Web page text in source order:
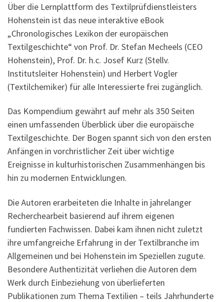
Über die Lernplattform des Textilprüfdienstleisters
Hohenstein ist das neue interaktive eBook
„Chronologisches Lexikon der europäischen
Textilgeschichte“ von Prof. Dr. Stefan Mecheels (CEO
Hohenstein), Prof. Dr. h.c. Josef Kurz (Stellv.
Institutsleiter Hohenstein) und Herbert Vogler
(Textilchemiker) für alle Interessierte frei zugänglich.
Das Kompendium gewährt auf mehr als 350 Seiten
einen umfassenden Überblick über die europäische
Textilgeschichte. Der Bogen spannt sich von den ersten
Anfängen in vorchristlicher Zeit über wichtige
Ereignisse in kulturhistorischen Zusammenhängen bis
hin zu modernen Entwicklungen.
Die Autoren erarbeiteten die Inhalte in jahrelanger
Recherchearbeit basierend auf ihrem eigenen
fundierten Fachwissen. Dabei kam ihnen nicht zuletzt
ihre umfangreiche Erfahrung in der Textilbranche im
Allgemeinen und bei Hohenstein im Speziellen zugute.
Besondere Authentizität verliehen die Autoren dem
Werk durch Einbeziehung von überlieferten
Publikationen zum Thema Textilien – teils Jahrhunderte